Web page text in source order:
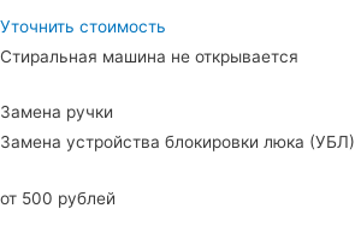
Уточнить стоимость
Стиральная машина не открывается
Замена ручки
Замена устройства блокировки люка (УБЛ)
от 500 рублей